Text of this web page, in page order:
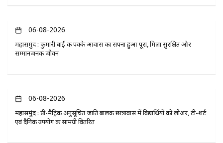
06-08-2026
महासमुंद : कुमारी बाई की पक्के आवास का सपना हुआ पूरा, मिला सुरक्षित और
सम्मानजनक जीवन
06-08-2026
महासमुंद : प्री-मैट्रिक अनुसूचित जाति बालक छात्रावास में विद्यार्थियों को लोअर, टी-शर्ट
एवं दैनिक उपयोग की सामग्री वितरित